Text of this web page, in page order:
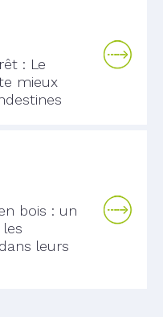
: Le
mieux
bois : un
leurs